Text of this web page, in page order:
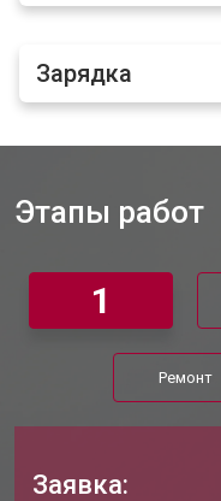
Зарядка
Этапы работ
1
Ремонт
Заявка: